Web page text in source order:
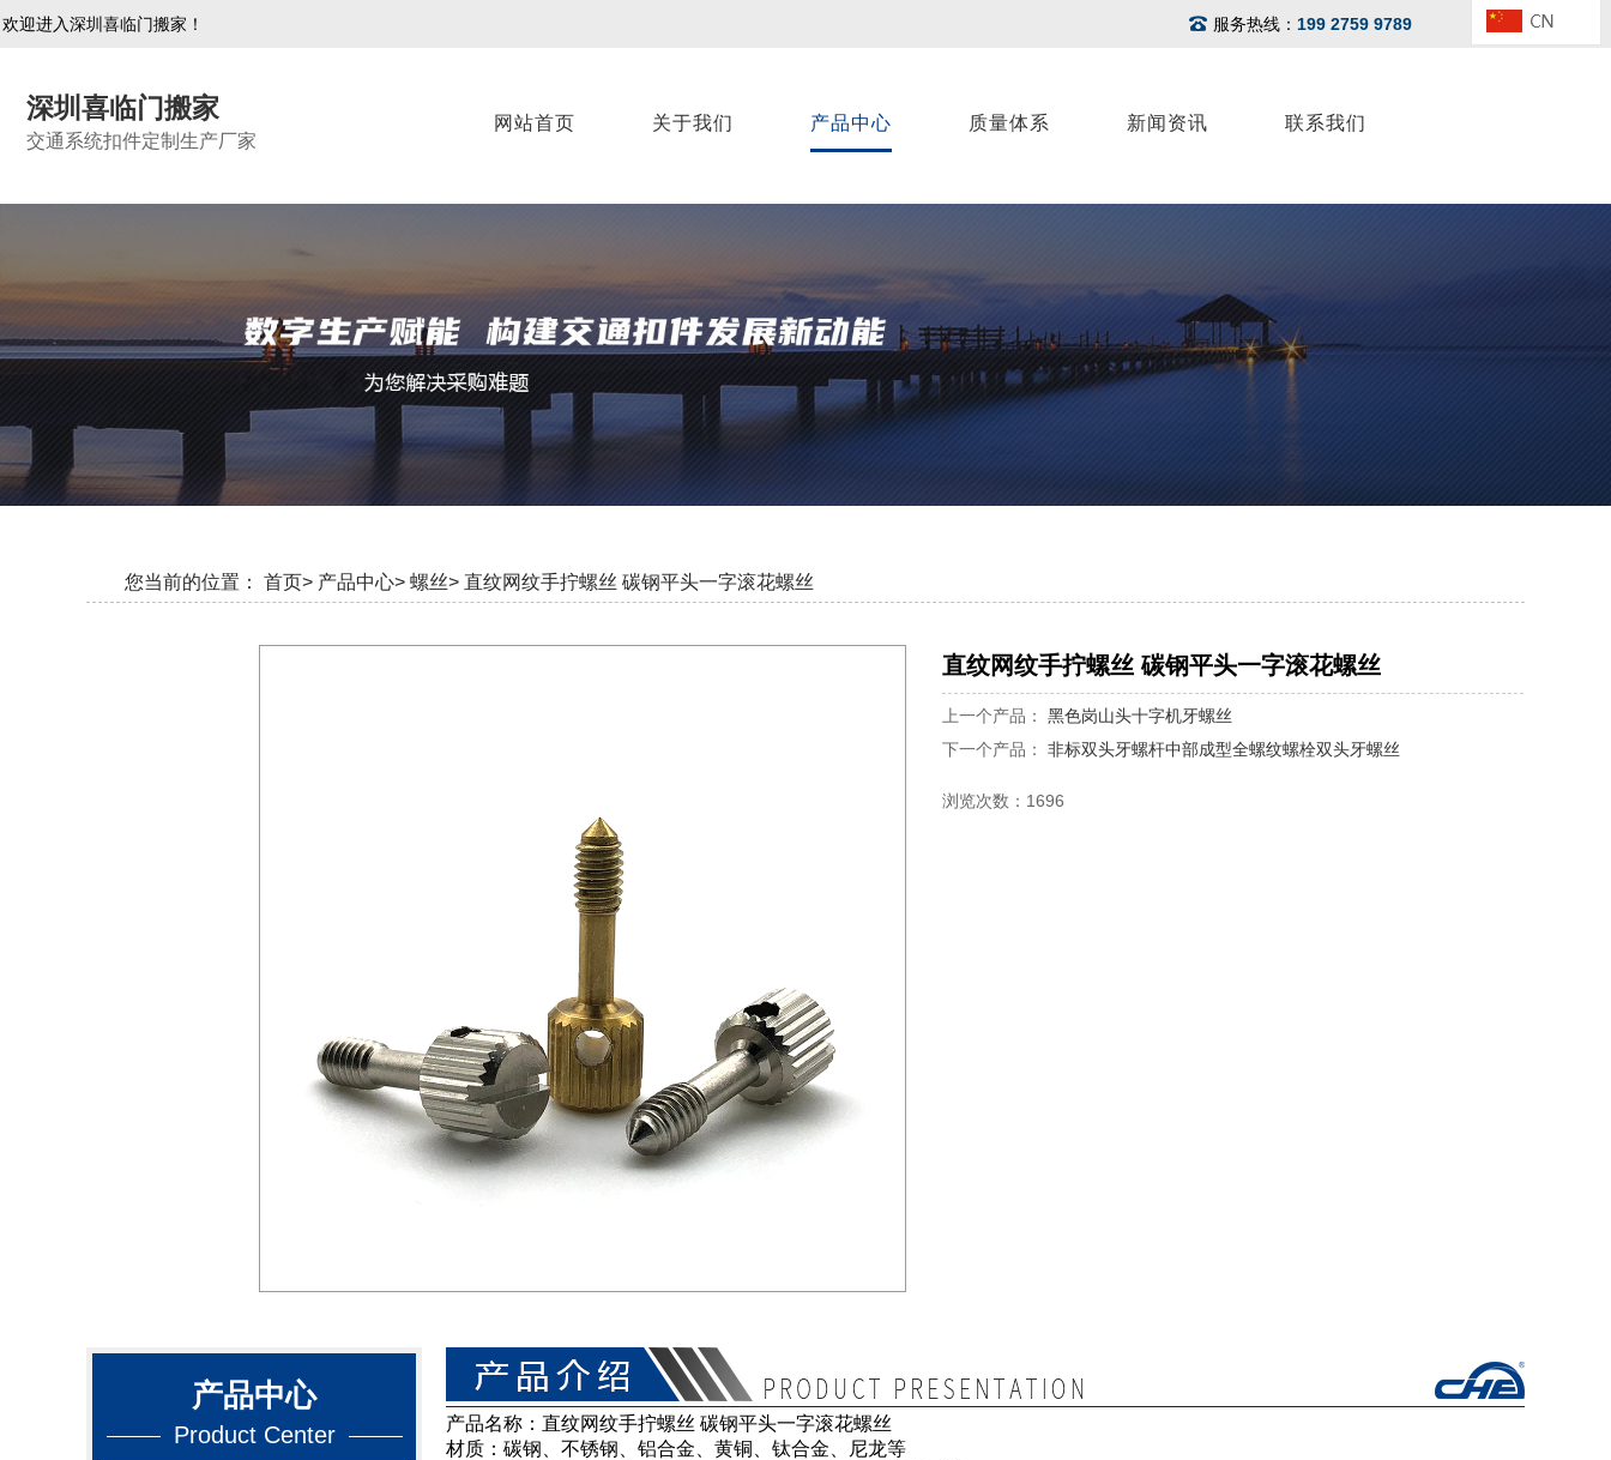
欢迎进入深圳喜临门搬家！ 服务热线： 199 2759 9789
深圳喜临门搬家
交通系统扣件定制生产厂家
网站首页 关于我们 产品中心 质量体系 新闻资讯 联系我们
您当前的位置： 首页> 产品中心> 螺丝> 直纹网纹手拧螺丝 碳钢平头一字滚花螺丝
直纹网纹手拧螺丝 碳钢平头一字滚花螺丝
上一个产品： 黑色岗山头十字机牙螺丝
下一个产品： 非标双头牙螺杆中部成型全螺纹螺栓双头牙螺丝
浏览次数：1696
产品中心
Product Center
产品名称：直纹网纹手拧螺丝 碳钢平头一字滚花螺丝
材质：碳钢、不锈钢、铝合金、黄铜、钛合金、尼龙等